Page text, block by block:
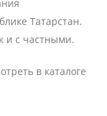
Татарстан.
и с частными.
в каталоге